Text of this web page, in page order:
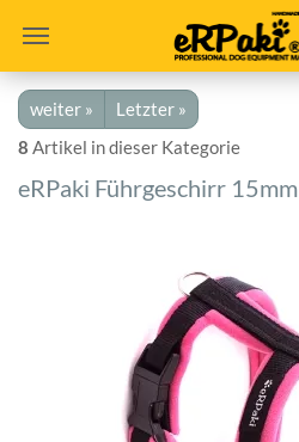
weiter »
Letzter »
8 Artikel in dieser Kategorie
eRPaki Führgeschirr 15mm